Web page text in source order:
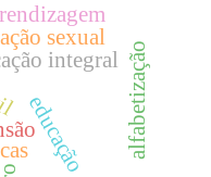
educação
integral alfabetização
sexual